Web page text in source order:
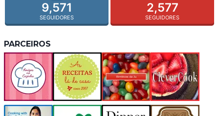
9,571
SEGUIDORES
2,577
SEGUIDORES
PARCEIROS